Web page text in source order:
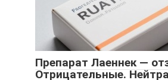
Препарат Лаеннек —
Отрицательные.